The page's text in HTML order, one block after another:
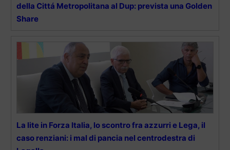
della Cittá Metropolitana al Dup: prevista una Golden
Share
La lite in Forza Italia, lo scontro fra azzurri e Lega, il
caso renziani: i mal di pancia nel centrodestra di